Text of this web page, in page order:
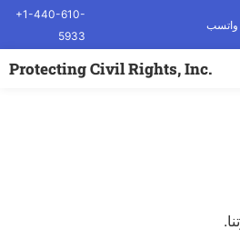
واتسب
+1-440-610-
5933
.Protecting Civil Rights, Inc